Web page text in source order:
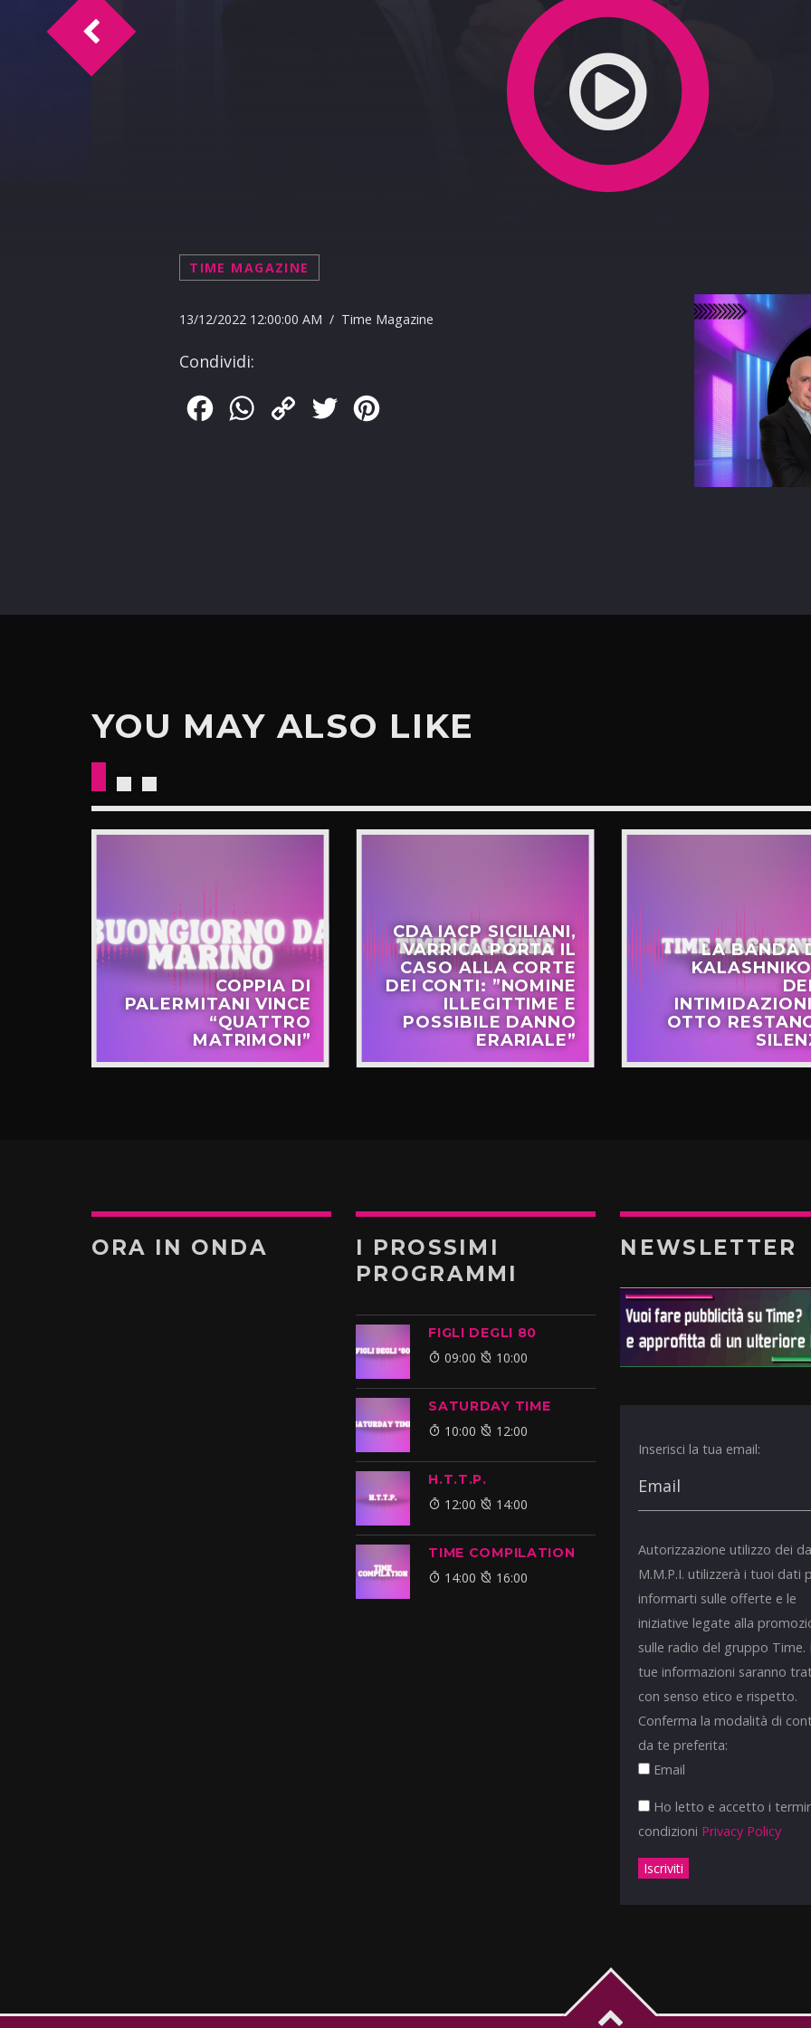
TIME MAGAZINE
13/12/2022 12:00:00 AM / Time Magazine
Condividi:
FacebookWhatsApp
Copy
Twitter
TM intervista Dott. Angela Ganci
YOU MAY ALSO LIKE
COPPIA DI
PALERMITANI VINCE
“QUATTRO
MATRIMONI”
CDA IACP SICILIANI,
VARRICA PORTA IL
CASO ALLA CORTE
DEI CONTI: ”NOMINE
ILLEGITTIME E
POSSIBILE DANNO
ERARIALE”
LA BANDA
OTTO
ORA IN ONDA
I PROSSIMI
PROGRAMMI
FIGLI DEGLI 80
09:00 10:00
SATURDAY TIME
10:00 12:00
H.T.T.P.
12:00 14:00
TIME COMPILATION
14:00 16:00
NEWSLETTER
Inserisci la tua email:
Autorizzazione utilizzo dei
M.M.P.I. utilizzerà i tuoi dati
informarti sulle offerte e le
iniziative legate alla
sulle radio del gruppo Time.
tue informazioni saranno
con senso etico e rispetto.
Conferma la modalità di
da te preferita:
Email
Ho letto e accetto i
condizioni Privacy Policy